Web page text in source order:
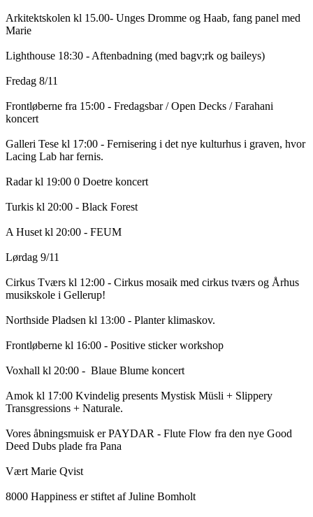
Arkitektskolen kl 15.00- Unges Dromme og Haab, fang panel med
Marie
Lighthouse 18:30 - Aftenbadning (med bagv;rk og baileys)
Fredag 8/11
Frontløberne fra 15:00 - Fredagsbar / Open Decks / Farahani
koncert
Galleri Tese kl 17:00 - Fernisering i det nye kulturhus i graven, hvor
Lacing Lab har fernis.
Radar kl 19:00 0 Doetre koncert
Turkis kl 20:00 - Black Forest
A Huset kl 20:00 - FEUM
Lørdag 9/11
Cirkus Tværs kl 12:00 - Cirkus mosaik med cirkus tværs og Århus
musikskole i Gellerup!
Northside Pladsen kl 13:00 - Planter klimaskov.
Frontløberne kl 16:00 - Positive sticker workshop
Voxhall kl 20:00 -  Blaue Blume koncert
Amok kl 17:00 Kvindelig presents Mystisk Müsli + Slippery
Transgressions + Naturale.
Vores åbningsmuisk er PAYDAR - Flute Flow fra den nye Good
Deed Dubs plade fra Pana
Vært Marie Qvist
8000 Happiness er stiftet af Juline Bomholt